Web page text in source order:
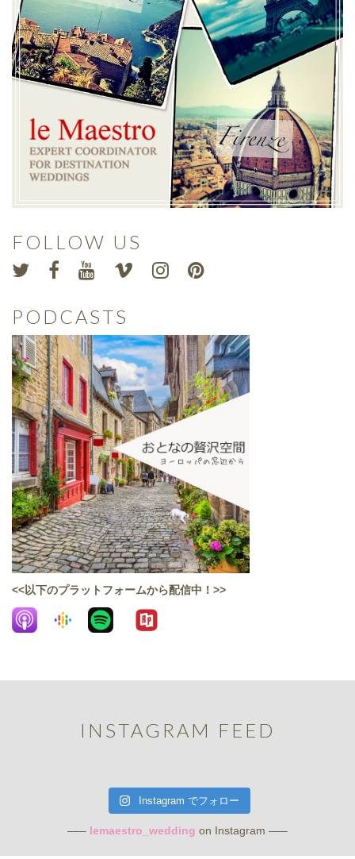
FOLLOW US
PODCASTS
<<以下のプラットフォームから配信中！>>
INSTAGRAM FEED
Instagram でフォロー
––– lemaestro_wedding on Instagram –––